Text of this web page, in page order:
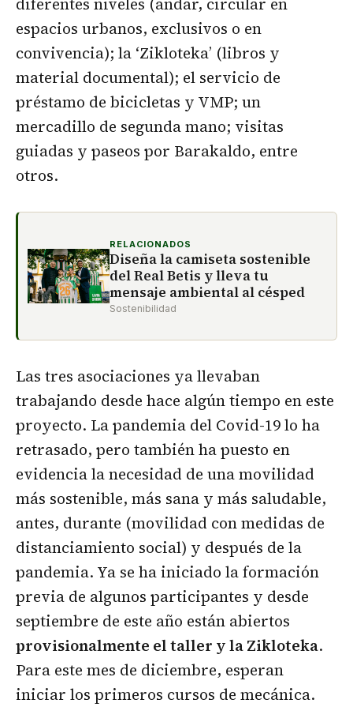
espacios urbanos, exclusivos o en
convivencia); la ‘Zikloteka’ (libros y
material documental); el servicio de
préstamo de bicicletas y VMP; un
mercadillo de segunda mano; visitas
guiadas y paseos por Barakaldo, entre
otros.
RELACIONADOS
Diseña la camiseta sostenible
del Real Betis y lleva tu
mensaje ambiental al césped
Sostenibilidad
Las tres asociaciones ya llevaban
trabajando desde hace algún tiempo en este
proyecto. La pandemia del Covid-19 lo ha
retrasado, pero también ha puesto en
evidencia la necesidad de una movilidad
más sostenible, más sana y más saludable,
antes, durante (movilidad con medidas de
distanciamiento social) y después de la
pandemia. Ya se ha iniciado la formación
previa de algunos participantes y desde
septiembre de este año están abiertos
provisionalmente el taller y la Zikloteka.
Para este mes de diciembre, esperan
iniciar los primeros cursos de mecánica.